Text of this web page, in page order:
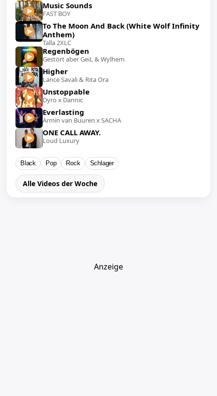
Music Sounds
FAST BOY
To The Moon And Back (White Wolf Infinity
Anthem)
Talla 2XLC
Regenbögen
Gestört aber GeiL & Wylhem
Higher
Lance Savali & Rita Ora
Unstoppable
Dyro x Dannic
Everlasting
Armin van Buuren x SACHA
ONE CALL AWAY.
Loud Luxury
Black Pop Rock Schlager
Alle Videos der Woche
Anzeige